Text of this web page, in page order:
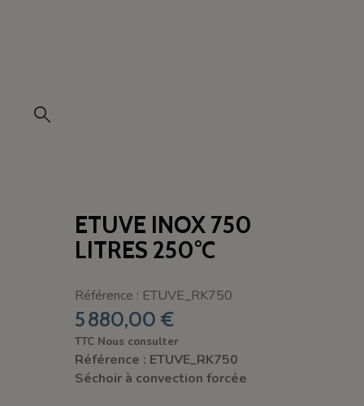
ETUVE INOX 750
LITRES 250°C
Référence : ETUVE_RK750
5 880,00 €
TTC Nous consulter
Référence : ETUVE_RK750
Séchoir à convection forcée